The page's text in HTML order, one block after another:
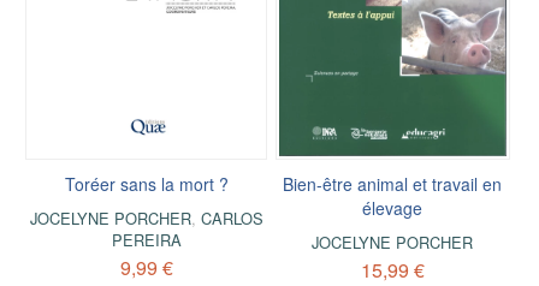
Toréer sans la mort ?
JOCELYNE PORCHER, CARLOS
PEREIRA
9,99 €
Bien-être animal et travail en
élevage
JOCELYNE PORCHER
15,99 €